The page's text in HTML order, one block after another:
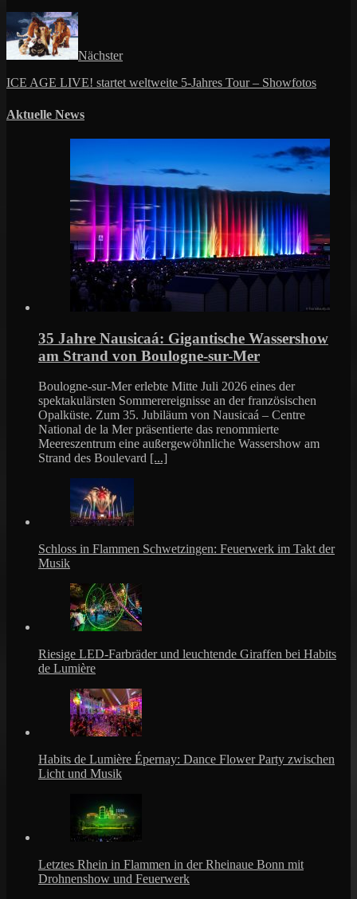
Nächster
ICE AGE LIVE! startet weltweite 5-Jahres Tour – Showfotos
Aktuelle News
35 Jahre Nausicaá: Gigantische Wassershow
am Strand von Boulogne-sur-Mer
Boulogne-sur-Mer erlebte Mitte Juli 2026 eines der
spektakulärsten Sommerereignisse an der französischen
Opalküste. Zum 35. Jubiläum von Nausicaá – Centre
National de la Mer präsentierte das renommierte
Meereszentrum eine außergewöhnliche Wassershow am
Strand des Boulevard [...]
Schloss in Flammen Schwetzingen: Feuerwerk im Takt der
Musik
Riesige LED-Farbräder und leuchtende Giraffen bei Habits
de Lumière
Habits de Lumière Épernay: Dance Flower Party zwischen
Licht und Musik
Letztes Rhein in Flammen in der Rheinaue Bonn mit
Drohnenshow und Feuerwerk